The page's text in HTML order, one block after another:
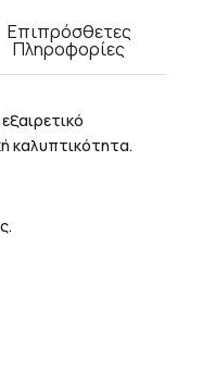
Επιπρόσθετες
Πληροφορίες
καλυπτικότητα.